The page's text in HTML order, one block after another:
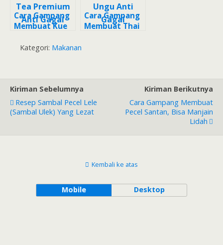
Cara Gampang
Membuat Kue
Tea Premium
Cara Gampang
Membuat Thai
Kategori: Makanan
Kiriman Sebelumnya
Resep Sambal Pecel Lele
(sambal Ulek) Yang Lezat
Kiriman Berikutnya
Cara Gampang Membuat
Pecel Santan, Bisa Manjain
Lidah
Kembali ke atas
Mobile Desktop